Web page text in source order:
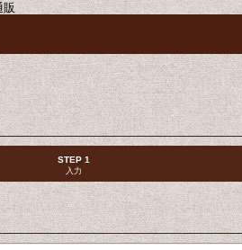
STEP 1
入力